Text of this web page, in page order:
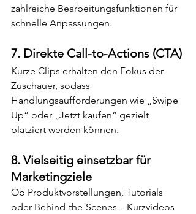
zahlreiche Bearbeitungsfunktionen für
schnelle Anpassungen.
7. Direkte Call-to-Actions (CTA)
Kurze Clips erhalten den Fokus der
Zuschauer, sodass
Handlungsaufforderungen wie „Swipe
Up“ oder „Jetzt kaufen“ gezielt
platziert werden können.
8. Vielseitig einsetzbar für
Marketingziele
Ob Produktvorstellungen, Tutorials
oder Behind-the-Scenes – Kurzvideos